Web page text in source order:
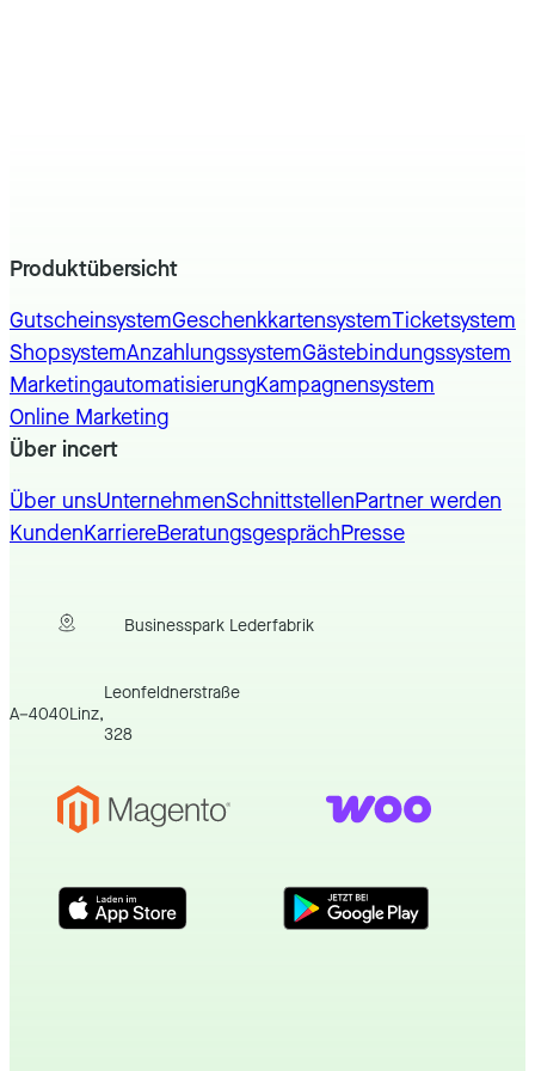
Produktübersicht
GutscheinsystemGeschenkkartensystemTicketsystem
ShopsystemAnzahlungssystemGästebindungssystem
MarketingautomatisierungKampagnensystem
Online Marketing
Über incert
Über unsUnternehmenSchnittstellenPartner werden
KundenKarriereBeratungsgesprächPresse
Businesspark Lederfabrik
A–4040Linz,
Leonfeldnerstraße
328